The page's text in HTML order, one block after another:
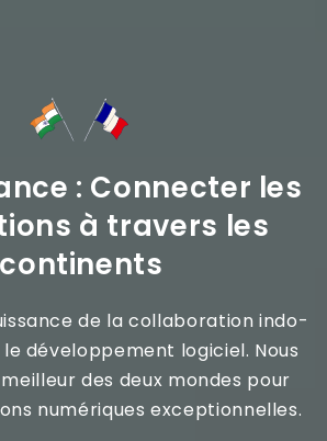
: Connecter les
à travers les
continents
de la collaboration indo-
développement logiciel. Nous
des deux mondes pour
numériques exceptionnelles.